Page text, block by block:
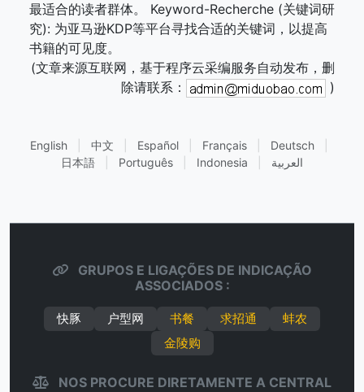
最适合的读者群体。 Keyword-Recherche (关键词研
究): 为亚马逊KDP等平台寻找合适的关键词，以提高
书籍的可见度。
(文章来源互联网，基于程序云采编服务自动发布，删
除请联系：
)
English 中文 Español Français Deutsch
日本語
Português Indonesia العربية
GRUPOS E LIGAÇÕES DE INDICAÇÃO
ASSOCIADOS :
快豚 户型网 书餐 求招通
蚌农
金陵购
NOS PROCURE DIRETAMENTE A CENTRAL